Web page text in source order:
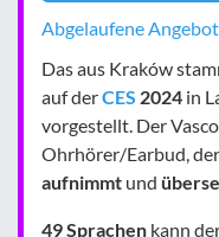
Abgelaufene
Das aus Kraków
auf derCES 2024 in
vorgestellt. Der Vasco
Ohrhörer/Earbud,
aufnimmt und
49 Sprachen kann